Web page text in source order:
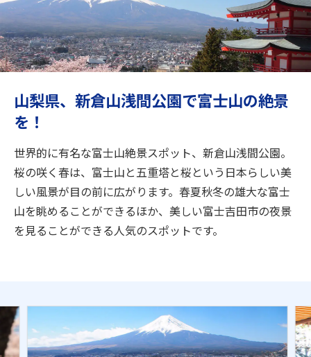
旅のお役立ち情報
閉じる
山梨県、新倉山浅間公園で富士山の絶景
を！
世界的に有名な富士山絶景スポット、新倉山浅間公園。
桜の咲く春は、富士山と五重塔と桜という日本らしい美
しい風景が目の前に広がります。春夏秋冬の雄大な富士
山を眺めることができるほか、美しい富士吉田市の夜景
を見ることができる人気のスポットです。